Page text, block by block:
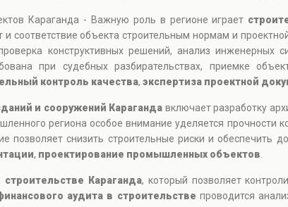
Караганда - Важную роль в регионе играет
соответствие объекта строительным нормам и
конструктивных решений, анализ инженерных
при судебных разбирательствах, приемке
контроль качества, экспертиза проектной
и сооружений Караганда включает разработку
региона особое внимание уделяется прочности
позволяет снизить строительные риски и обеспечить
, проектирование промышленных объектов
строительстве Караганда, который позволяет
аудита в строительстве проводится